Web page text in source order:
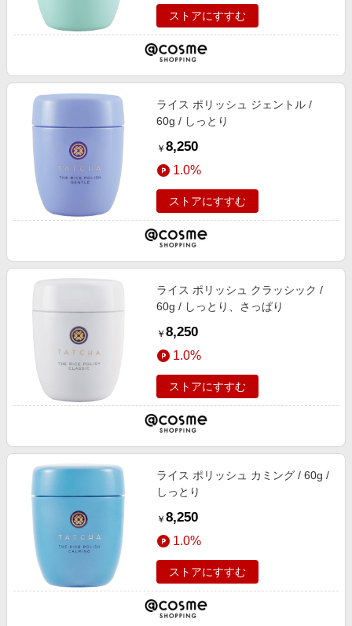
ストアにすすむ
ライス ポリッシュ ジェントル /
60g / しっとり
￥ 8,250
1.0%
ストアにすすむ
ライス ポリッシュ クラッシック /
60g / しっとり、さっぱり
￥ 8,250
1.0%
ストアにすすむ
ライス ポリッシュ カミング / 60g /
しっとり
￥ 8,250
1.0%
ストアにすすむ